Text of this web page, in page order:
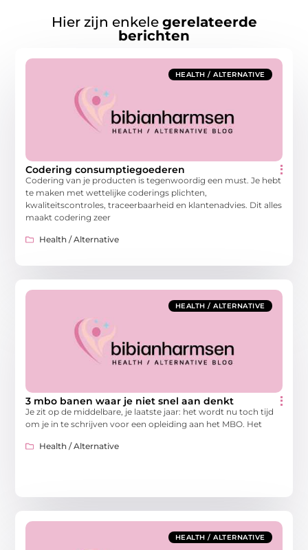
Hier zijn enkele gerelateerde
berichten
HEALTH / ALTERNATIVE
Codering consumptiegoederen
Codering van je producten is tegenwoordig een must. Je hebt
te maken met wettelijke coderings plichten,
kwaliteitscontroles, traceerbaarheid en klantenadvies. Dit alles
maakt codering zeer
Health / Alternative
HEALTH / ALTERNATIVE
3 mbo banen waar je niet snel aan denkt
Je zit op de middelbare, je laatste jaar: het wordt nu toch tijd
om je in te schrijven voor een opleiding aan het MBO. Het
Health / Alternative
HEALTH / ALTERNATIVE